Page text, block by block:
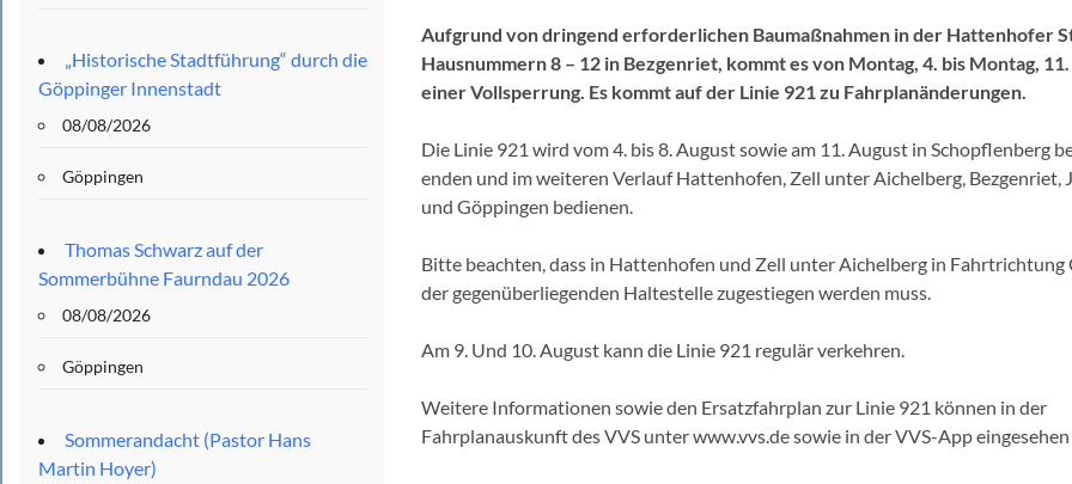
Aufgrund von dringend erforderlichen Baumaßnahmen in der Hattenhofer
Hausnummern 8 – 12 in Bezgenriet, kommt es von Montag, 4. bis Montag,
einer Vollsperrung. Es kommt auf der Linie 921 zu Fahrplanänderungen.
Die Linie 921 wird vom 4. bis 8. August sowie am 11. August in Schopflenberg
enden und im weiteren Verlauf Hattenhofen, Zell unter Aichelberg, Bezgenriet,
und Göppingen bedienen.
Bitte beachten, dass in Hattenhofen und Zell unter Aichelberg in Fahrtrichtung
der gegenüberliegenden Haltestelle zugestiegen werden muss.
Am 9. Und 10. August kann die Linie 921 regulär verkehren.
Weitere Informationen sowie den Ersatzfahrplan zur Linie 921 können in der
Fahrplanauskunft des VVS unter www.vvs.de sowie in der VVS-App
„Historische Stadtführung“ durch die
Göppinger Innenstadt
08/08/2026
Göppingen
Thomas Schwarz auf der
Sommerbühne Faurndau 2026
08/08/2026
Göppingen
Sommerandacht (Pastor Hans
Martin Hoyer)